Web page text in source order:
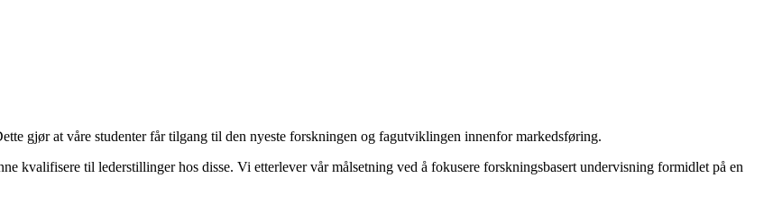
gjør at våre studenter får tilgang til den nyeste forskningen og fagutviklingen innenfor markedsføring.
kvalifisere til lederstillinger hos disse. Vi etterlever vår målsetning ved å fokusere forskningsbasert undervisning formidlet på en